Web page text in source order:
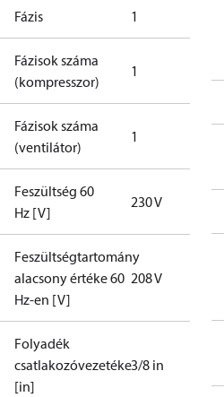
Fázis 1
Fázisok száma
(kompresszor)
1
Fázisok száma
(ventilátor)
1
Feszültség 60
Hz [V]
230 V
Feszültségtartomány
alacsony értéke 60
Hz-en [V]
208 V
Folyadék
csatlakozóvezetéke
[in]
3/8 in